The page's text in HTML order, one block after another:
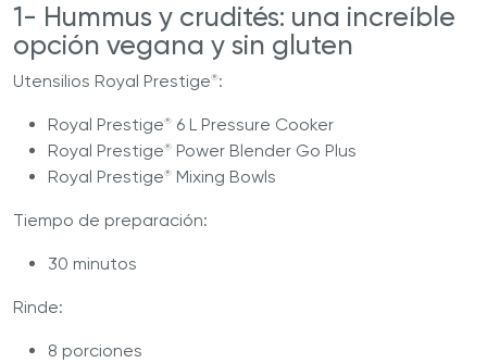
1- Hummus y crudités: una increíble
opción vegana y sin gluten
Utensilios Royal Prestige®:
Royal Prestige® 6 L Pressure Cooker
Royal Prestige® Power Blender Go Plus
Royal Prestige® Mixing Bowls
Tiempo de preparación:
30 minutos
Rinde:
8 porciones